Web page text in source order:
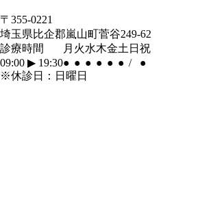
〒355-0221
埼玉県比企郡嵐山町菅谷249-62
診療時間
月 火水木金土 日 祝
09:00 ▶︎ 19:30● ● ● ● ● ● /
●
※休診日：日曜日